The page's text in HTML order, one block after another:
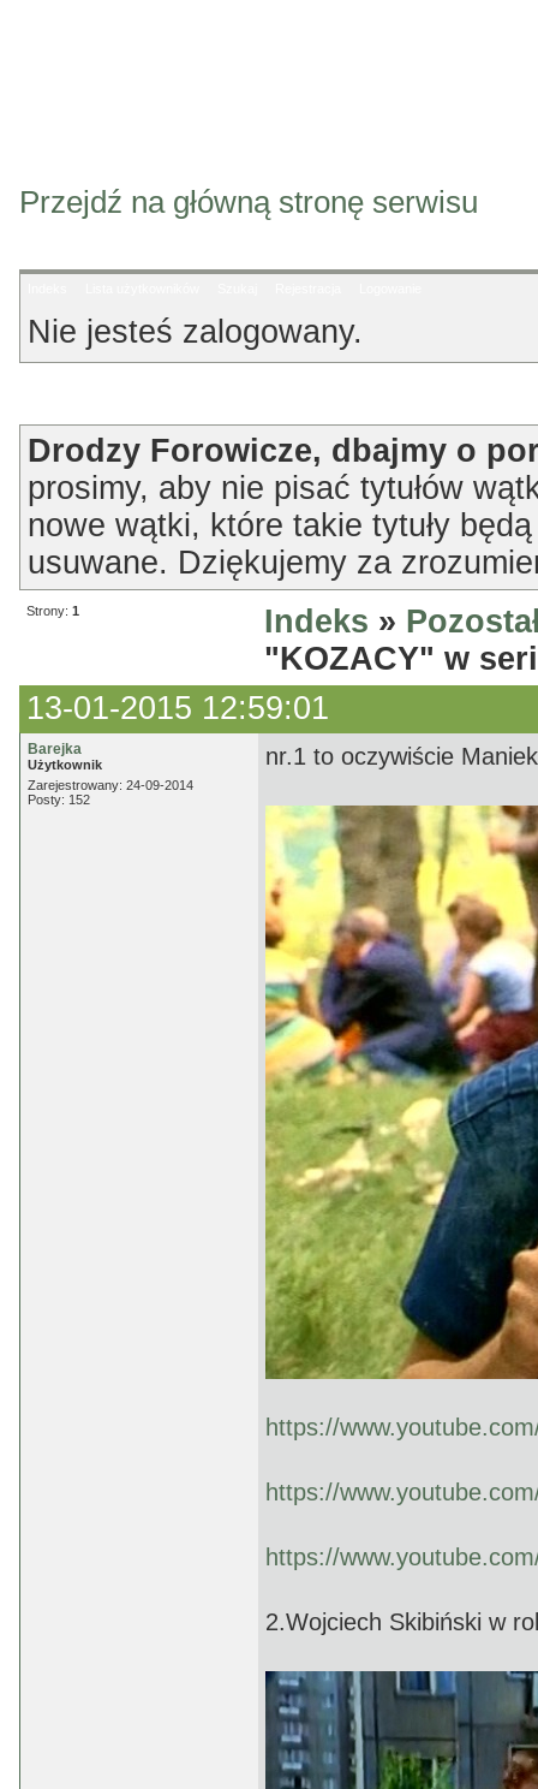
Przejdź na główną stronę serwisu
Nie jesteś zalogowany.
Drodzy Forowicze, dbajmy o
prosimy, aby nie pisać tytułów
nowe wątki, które takie tytuły
usuwane. Dziękujemy za
Strony: 1 Indeks »
"KOZACY" w
13-01-2015 12:59:01
Barejka
Użytkownik
Zarejestrowany: 24-09-2014
Posty: 152
nr.1 to oczywiście
https://
https://
https://
2.Wojciech Skibiński w